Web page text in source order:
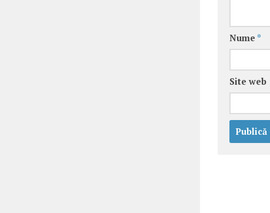
Nume *
Site web